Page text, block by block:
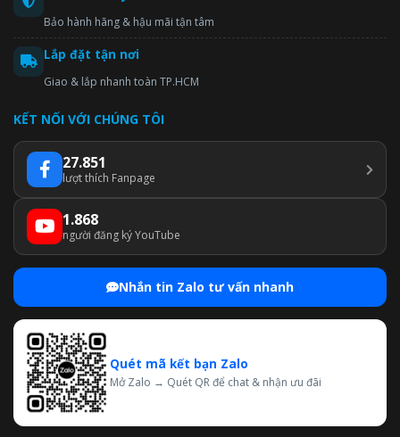
Bảo hành hãng & hậu mãi tận tâm
Lắp đặt tận nơi
Giao & lắp nhanh toàn TP.HCM
KẾT NỐI VỚI CHÚNG TÔI
27.851
lượt thích Fanpage
1.868
người đăng ký YouTube
Nhắn tin Zalo tư vấn nhanh
Quét mã kết bạn Zalo
Mở Zalo → Quét QR để chat & nhận ưu đãi